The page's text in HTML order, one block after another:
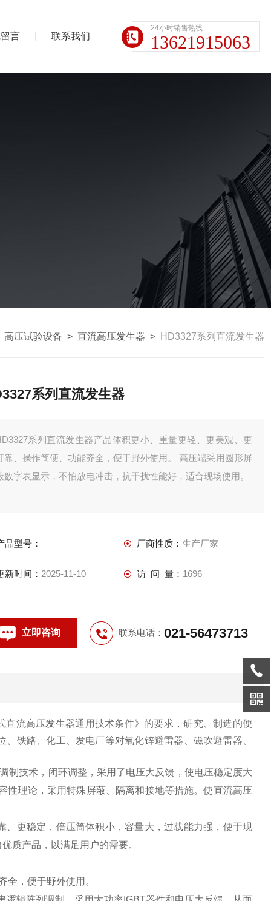
言 联系我们
24小时销售热线
13621915063
高压试验设备 > 直流高压发生器 > HD3327系列直流发生器
系列直流发生器
系列直流发生器产品体积更小、重量更轻、更美观、更
、操作简便、功能齐全，便于野外使用。 高压端采用圆形屏
数字表显示，不怕放电冲击，抗干扰性能好，适合现场使用。
品型号： 厂商性质： 生产厂家
新时间： 2025-11-10 访 问 量： 1696
立即咨询 联系电话： 021-56473713
直流高压发生器通用技术条件》的要求，研究、制造的便
铁路、化工、发电厂等对氧化锌避雷器、磁吹避雷器、
制技术，闭环调整，采用了电压大反馈，使电压稳定度大
性理论，采用特殊屏蔽、隔离和接地等措施。使直流高压
更稳定，倍压筒体积小，容量大，过载能力强，便于现
质产品，以满足用户的需要。
、功能齐全，便于野外使用。